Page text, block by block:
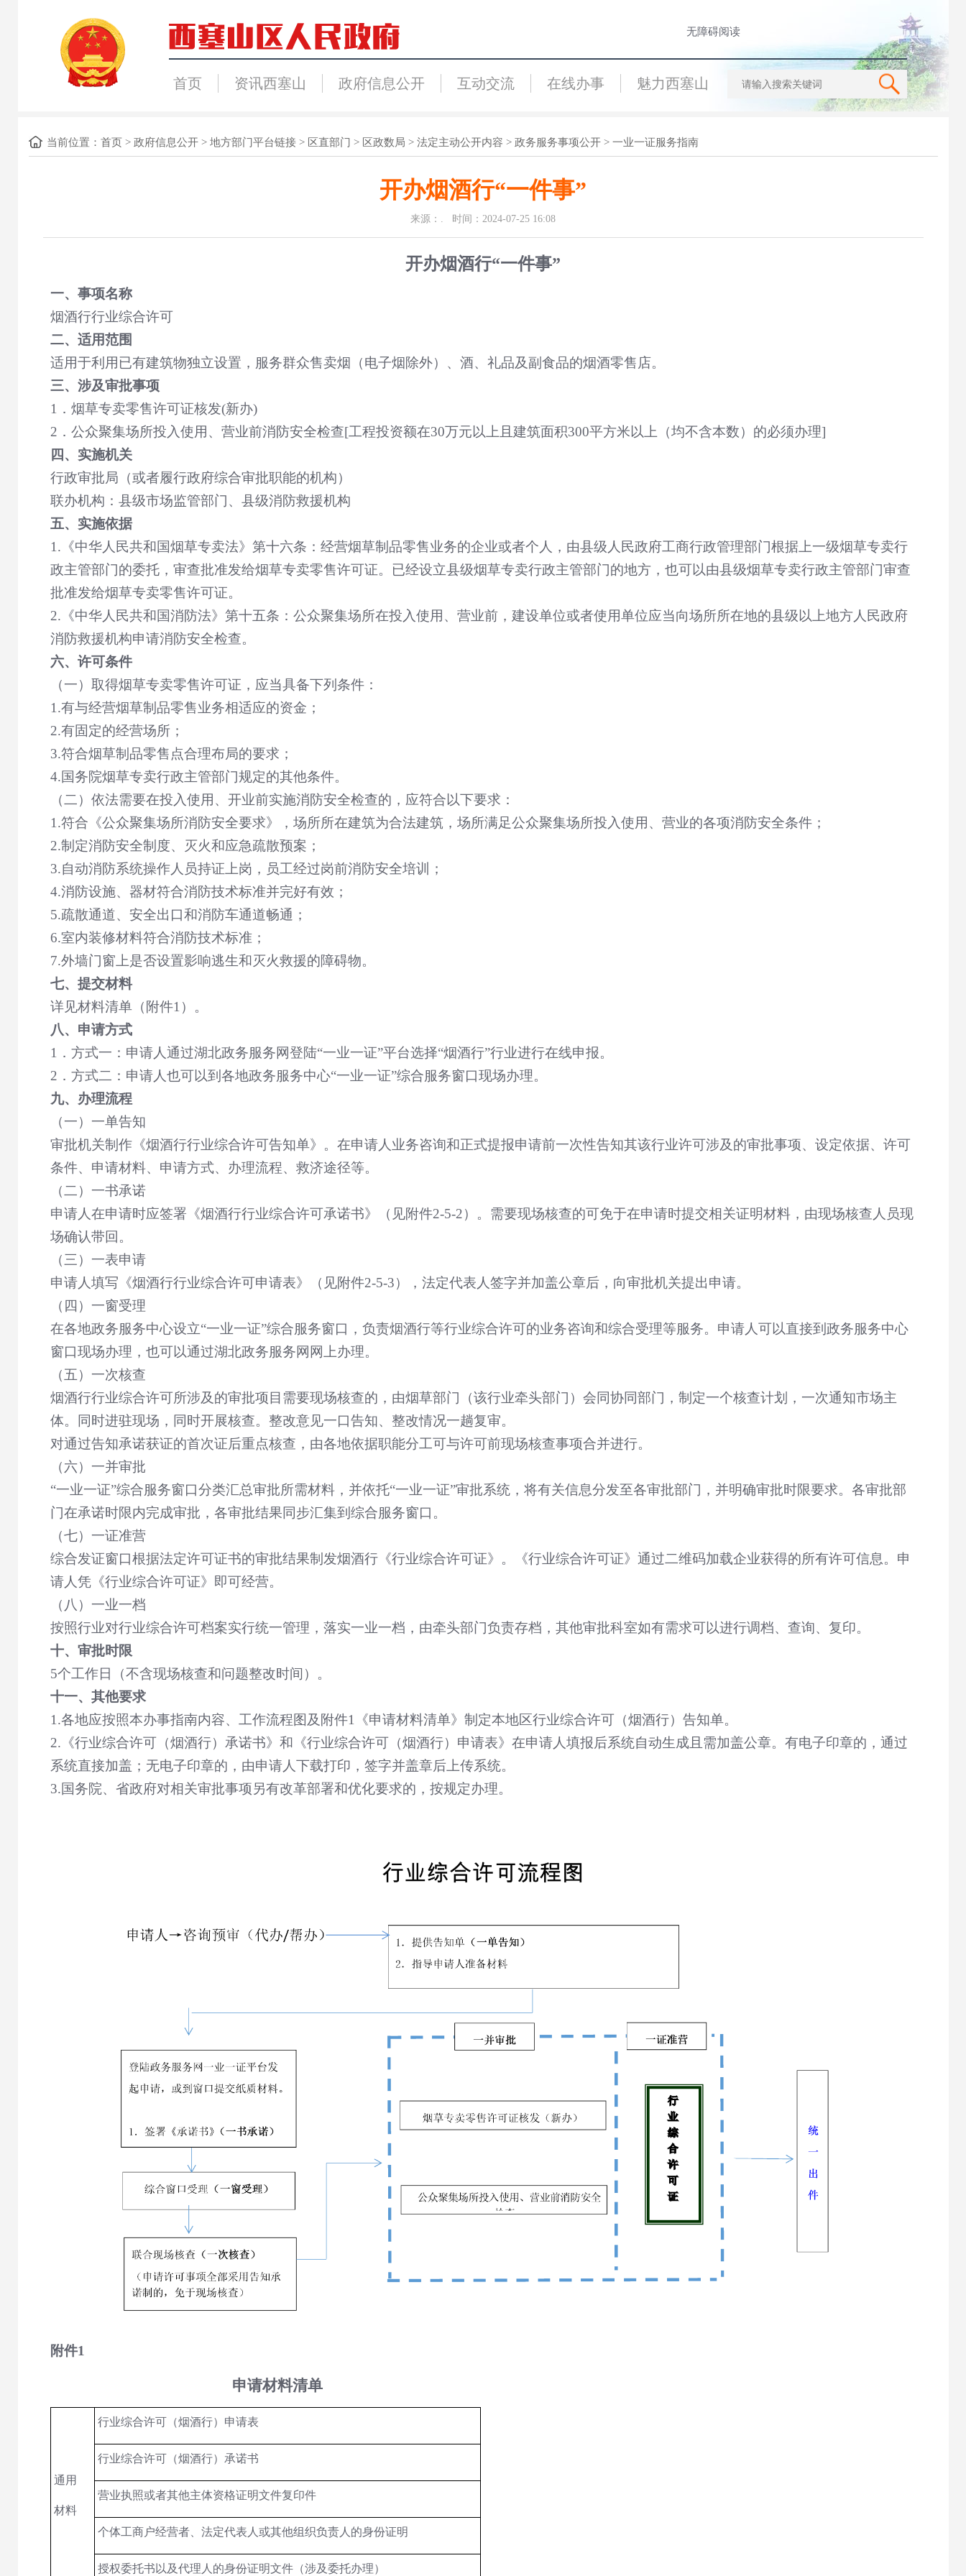
无障碍阅读
首页 资讯西塞山 政府信息公开 互动交流 在线办事 魅力西塞山
当前位置： 首页> 政府信息公开> 地方部门平台链接> 区直部门 > 区政数局 > 法定主动公开内容 > 政务服务事项公开> 一业一证服务指南
开办烟酒行“一件事”
来源：. 时间：2024-07-25 16:08
开办烟酒行“一件事”
一、事项名称
烟酒行行业综合许可
二、适用范围
适用于利用已有建筑物独立设置，服务群众售卖烟（电子烟除外）、酒、礼品及副食品的烟酒零售店。
三、涉及审批事项
1 ．烟草专卖零售许可证核发(新办)
2 ．公众聚集场所投入使用、营业前消防安全检查[工程投资额在30万元以上且建筑面积300平方米以上（均不含本数）的必须办理]
四、实施机关
行政审批局（或者履行政府综合审批职能的机构）
联办机构：县级市场监管部门、县级消防救援机构
五、实施依据
1. 《中华人民共和国烟草专卖法》第十六条：经营烟草制品零售业务的企业或者个人，由县级人民政府工商行政管理部门根据上一级烟草专卖行
政主管部门的委托，审查批准发给烟草专卖零售许可证。已经设立县级烟草专卖行政主管部门的地方，也可以由县级烟草专卖行政主管部门审查
批准发给烟草专卖零售许可证。
2. 《中华人民共和国消防法》第十五条：公众聚集场所在投入使用、营业前，建设单位或者使用单位应当向场所所在地的县级以上地方人民政府
消防救援机构申请消防安全检查。
六、许可条件
（一）取得烟草专卖零售许可证，应当具备下列条件：
1.有与经营烟草制品零售业务相适应的资金；
2.有固定的经营场所；
3.符合烟草制品零售点合理布局的要求；
4.国务院烟草专卖行政主管部门规定的其他条件。
（二）依法需要在投入使用、开业前实施消防安全检查的，应符合以下要求：
1.符合《公众聚集场所消防安全要求》，场所所在建筑为合法建筑，场所满足公众聚集场所投入使用、营业的各项消防安全条件；
2.制定消防安全制度、灭火和应急疏散预案；
3.自动消防系统操作人员持证上岗，员工经过岗前消防安全培训；
4.消防设施、器材符合消防技术标准并完好有效；
5.疏散通道、安全出口和消防车通道畅通；
6.室内装修材料符合消防技术标准；
7.外墙门窗上是否设置影响逃生和灭火救援的障碍物。
七、提交材料
详见材料清单（附件1 ）。
八、申请方式
1 ．方式一：申请人通过湖北政务服务网登陆“一业一证”平台选择“烟酒行”行业进行在线申报。
2 ．方式二：申请人也可以到各地政务服务中心“一业一证”综合服务窗口现场办理。
九、办理流程
（一）一单告知
审批机关制作《烟酒行行业综合许可告知单》。在申请人业务咨询和正式提报申请前一次性告知其该行业许可涉及的审批事项、设定依据、许可
条件、申请材料、申请方式、办理流程、救济途径等。
（二）一书承诺
申请人在申请时应签署《烟酒行行业综合许可承诺书》（见附件2-5-2）。需要现场核查的可免于在申请时提交相关证明材料，由现场核查人员现
场确认带回。
（三）一表申请
申请人填写《烟酒行行业综合许可申请表》（见附件2-5-3），法定代表人签字并加盖公章后，向审批机关提出申请。
（四）一窗受理
在各地政务服务中心设立“一业一证”综合服务窗口，负责烟酒行等行业综合许可的业务咨询和综合受理等服务。申请人可以直接到政务服务中心
窗口现场办理，也可以通过湖北政务服务网网上办理。
（五）一次核查
烟酒行行业综合许可所涉及的审批项目需要现场核查的，由烟草部门（该行业牵头部门）会同协同部门，制定一个核查计划，一次通知市场主
体。同时进驻现场，同时开展核查。整改意见一口告知、整改情况一趟复审。
对通过告知承诺获证的首次证后重点核查，由各地依据职能分工可与许可前现场核查事项合并进行。
（六）一并审批
“一业一证”综合服务窗口分类汇总审批所需材料，并依托“一业一证”审批系统，将有关信息分发至各审批部门，并明确审批时限要求。各审批部
门在承诺时限内完成审批，各审批结果同步汇集到综合服务窗口。
（七）一证准营
综合发证窗口根据法定许可证书的审批结果制发烟酒行《行业综合许可证》。《行业综合许可证》通过二维码加载企业获得的所有许可信息。申
请人凭《行业综合许可证》即可经营。
（八）一业一档
按照行业对行业综合许可档案实行统一管理，落实一业一档，由牵头部门负责存档，其他审批科室如有需求可以进行调档、查询、复印。
十、审批时限
5个工作日（不含现场核查和问题整改时间）。
十一、其他要求
1.各地应按照本办事指南内容、工作流程图及附件1
《申请材料清单》制定本地区行业综合许可（烟酒行）告知单。
2. 《行业综合许可（烟酒行）承诺书》和《行业综合许可（烟酒行）申请表》在申请人填报后系统自动生成且需加盖公章。有电子印章的，通过
系统直接加盖；无电子印章的，由申请人下载打印，签字并盖章后上传系统。
3.国务院、省政府对相关审批事项另有改革部署和优化要求的，按规定办理。
附件1
申请材料清单
通用
材料
行业综合许可（烟酒行）申请表
行业综合许可（烟酒行）承诺书
营业执照或者其他主体资格证明文件复印件
个体工商户经营者、法定代表人或其他组织负责人的身份证明
授权委托书以及代理人的身份证明文件（涉及委托办理）